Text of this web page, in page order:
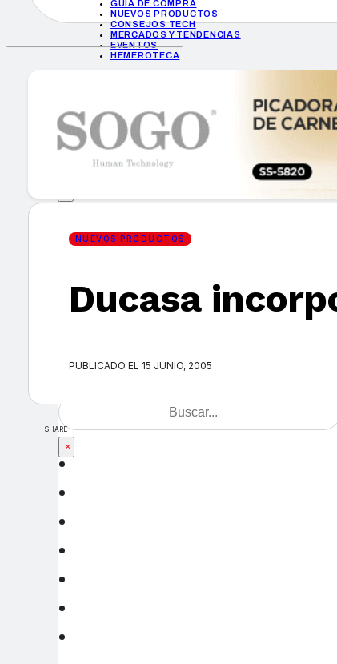
GUÍA DE COMPRA
NUEVOS PRODUCTOS
CONSEJOS TECH
MERCADOS Y TENDENCIAS
EVENTOS
HEMEROTECA
GUÍA DE COMPRA
NUEVOS PRODUCTOS
CONSEJOS TECH
MERCADOS Y TENDENCIAS
HEMEROTECA
Encuentra tu noticia
×
NUEVOS PRODUCTOS
Ducasa
PUBLICADO EL 15 JUNIO, 2005
SHARE